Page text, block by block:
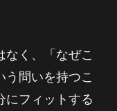
なく、「なぜこ
う問いを持つこ
にフィットする